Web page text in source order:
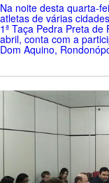
Na noite desta quarta-
atletas de várias
1ª Taça Pedra Preta
abril, conta com a
Dom Aquino,